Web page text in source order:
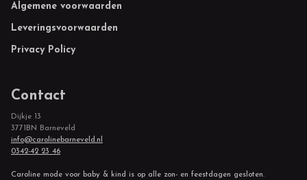
Footer
Algemene voorwaarden
Leveringsvoorwaarden
Privacy Policy
Contact
Dijkje 13
3771BN Barneveld
info@carolinebarneveld.nl
0342-42 23 46
Caroline mode voor baby & kind is op alle zon- en feestdagen gesloten.